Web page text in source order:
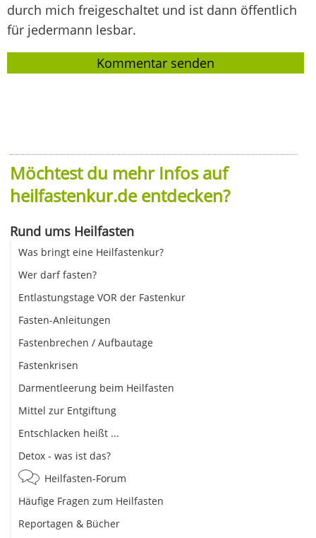
durch mich freigeschaltet und ist dann öffentlich
für jedermann lesbar.
Möchtest du mehr Infos auf
heilfastenkur.de entdecken?
Rund ums Heilfasten
Was bringt eine Heilfastenkur?
Wer darf fasten?
Entlastungstage VOR der Fastenkur
Fasten-Anleitungen
Fastenbrechen / Aufbautage
Fastenkrisen
Darmentleerung beim Heilfasten
Mittel zur Entgiftung
Entschlacken heißt ...
Detox - was ist das?
Heilfasten-Forum
Häufige Fragen zum Heilfasten
Reportagen & Bücher